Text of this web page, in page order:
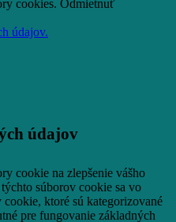
cookies. Odmietnuť
údajov.
údajov
cookie na zlepšenie vášho
súborov cookie sa vo
ktoré sú kategorizované
pre fungovanie základných